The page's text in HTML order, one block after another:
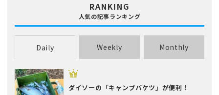
RANKING
人気の記事ランキング
Daily Weekly Monthly
ダイソーの「キャンプバケツ」が便利！